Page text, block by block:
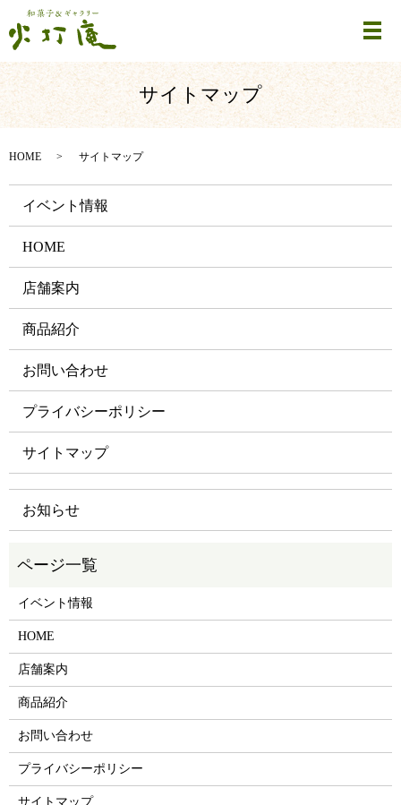
メ
サイトマップ
HOME サイトマップ
イベント情報
HOME
店舗案内
商品紹介
お問い合わせ
プライバシーポリシー
サイトマップ
お知らせ
イベント情報
HOME
店舗案内
商品紹介
お問い合わせ
プライバシーポリシー
サイトマップ